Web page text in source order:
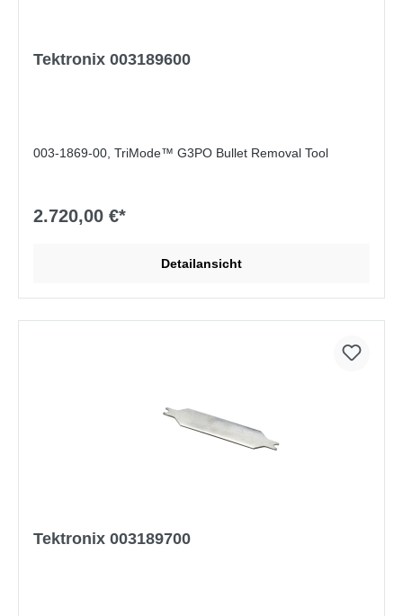
Tektronix 003189600
003-1869-00, TriMode™ G3PO Bullet Removal Tool
2.720,00 €*
Detailansicht
Tektronix 003189700